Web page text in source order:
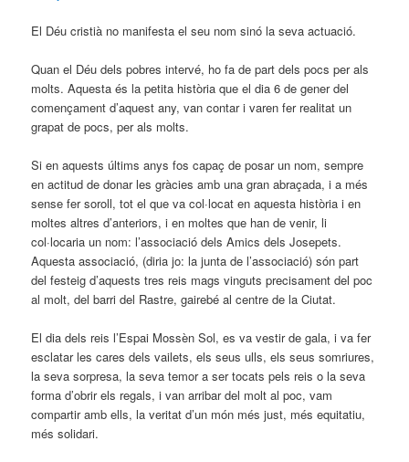
El Déu cristià no manifesta el seu nom sinó la seva actuació.
Quan el Déu dels pobres intervé, ho fa de part dels pocs per als
molts. Aquesta és la petita història que el dia 6 de gener del
començament d’aquest any, van contar i varen fer realitat un
grapat de pocs, per als molts.
Si en aquests últims anys fos capaç de posar un nom, sempre
en actitud de donar les gràcies amb una gran abraçada, i a més
sense fer soroll, tot el que va col·locat en aquesta història i en
moltes altres d’anteriors, i en moltes que han de venir, li
col·locaria un nom: l’associació dels Amics dels Josepets.
Aquesta associació, (diria jo: la junta de l’associació) són part
del festeig d’aquests tres reis mags vinguts precisament del poc
al molt, del barri del Rastre, gairebé al centre de la Ciutat.
El dia dels reis l’Espai Mossèn Sol, es va vestir de gala, i va fer
esclatar les cares dels vailets, els seus ulls, els seus somriures,
la seva sorpresa, la seva temor a ser tocats pels reis o la seva
forma d’obrir els regals, i van arribar del molt al poc, vam
compartir amb ells, la veritat d’un món més just, més equitatiu,
més solidari.